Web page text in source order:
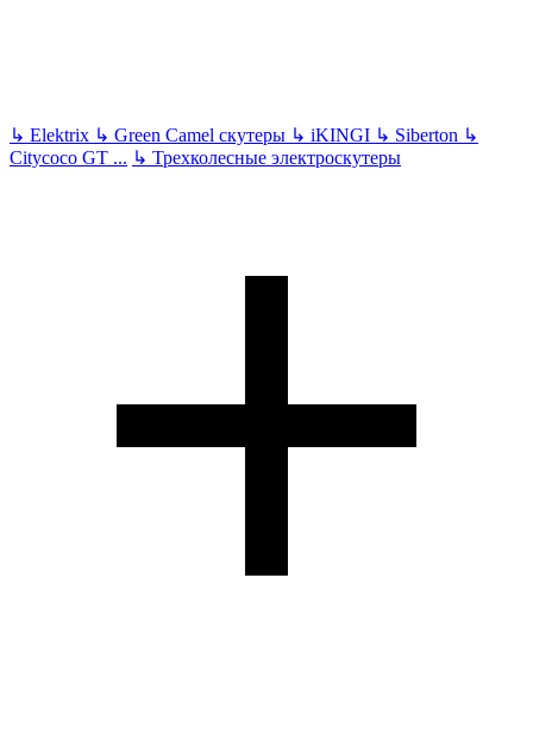
↳ Elektrix ↳ Green Camel скутеры ↳ iKINGI ↳ Siberton ↳
Citycoco GT ... ↳ Трехколесные электроскутеры